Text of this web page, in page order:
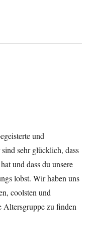
und
sehr glücklich, dass
und dass du unsere
lobst. Wir haben uns
coolsten und
Altersgruppe zu finden